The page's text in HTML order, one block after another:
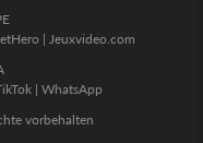
| Jeuxvideo.com
| WhatsApp
vorbehalten